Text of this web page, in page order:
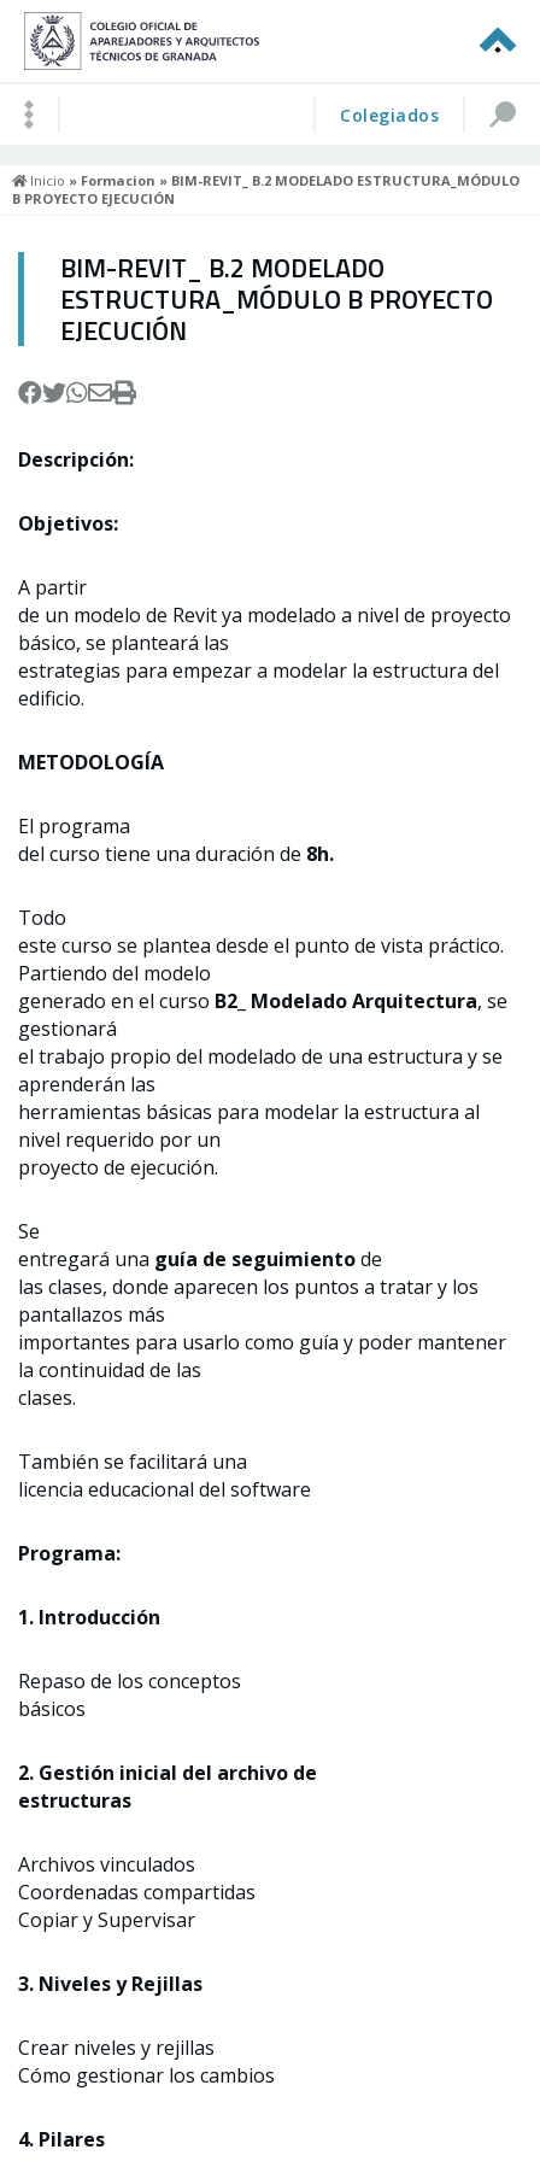
Colegiados
Inicio » Formacion » BIM-REVIT_ B.2 MODELADO ESTRUCTURA_MÓDULO
B PROYECTO EJECUCIÓN
BIM-REVIT_ B.2 MODELADO
ESTRUCTURA_MÓDULO B PROYECTO
EJECUCIÓN
Descripción:
Objetivos:
A partir
de un modelo de Revit ya modelado a nivel de proyecto
básico, se planteará las
estrategias para empezar a modelar la estructura del
edificio.
METODOLOGÍA
El programa
del curso tiene una duración de 8h.
Todo
este curso se plantea desde el punto de vista práctico.
Partiendo del modelo
generado en el curso B2_ Modelado Arquitectura, se
gestionará
el trabajo propio del modelado de una estructura y se
aprenderán las
herramientas básicas para modelar la estructura al
nivel requerido por un
proyecto de ejecución.
Se
entregará una guía de seguimientode
las clases, donde aparecen los puntos a tratar y los
pantallazos más
importantes para usarlo como guía y poder mantener
la continuidad de las
clases.
También se facilitará una
licencia educacional del software
Programa:
1. Introducción
Repaso de los conceptos
básicos
2. Gestión inicial del archivo de
estructuras
Archivos vinculados
Coordenadas compartidas
Copiar y Supervisar
3. Niveles y Rejillas
Crear niveles y rejillas
Cómo gestionar los cambios
4. Pilares